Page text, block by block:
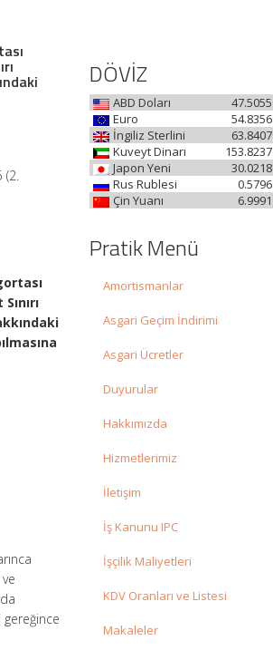
(2.
gereğince
DÖVİZ
ABD Doları
47.5055
Euro
54.8356
İngiliz Sterlini
63.8407
Kuveyt Dinarı
153.8237
Japon Yeni
30.0218
Rus Rublesi
0.5796
Çin Yuanı
6.9991
Pratik Menü
Amortismanlar
Asgari Geçim İndirimi
Asgari Ücretler
Duyurular
Hakkımızda
Hizmetlerimiz
İletişim
İş Kanunu IPC
İşçilik Maliyetleri
KDV Oranları ve Listesi
Makaleler